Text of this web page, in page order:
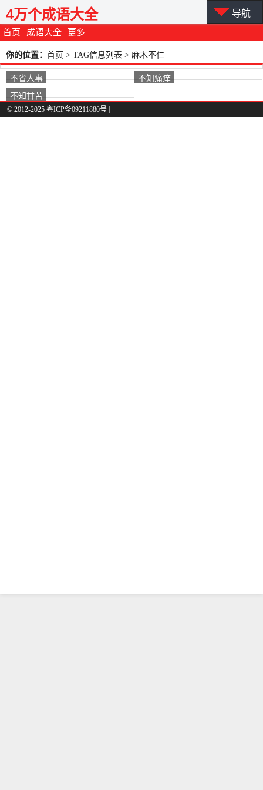
首页 成语大全 更多
4万个成语大全 导航
你的位置： 首页 > TAG信息列表 > 麻木不仁
不省人事
不知痛痒
不知甘苦
© 2012-2025 粤ICP备09211880号 |